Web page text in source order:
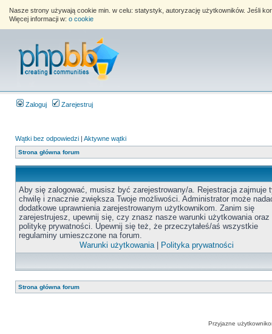
Nasze strony używają cookie min. w celu: statystyk, autoryzację użytkowników. Jeśli
Więcej informacji w: o cookie
Zaloguj Zarejestruj
Wątki bez odpowiedzi | Aktywne wątki
Strona główna forum
Aby się zalogować, musisz być zarejestrowany/a. Rejestracja zajmuje
chwilę i znacznie zwiększa Twoje możliwości. Administrator może
dodatkowe uprawnienia zarejestrowanym użytkownikom. Zanim się
zarejestrujesz, upewnij się, czy znasz nasze warunki użytkowania oraz
politykę prywatności. Upewnij się też, że przeczytałeś/aś wszystkie
regulaminy umieszczone na forum.
Warunki użytkowania| Polityka prywatności
Strona główna forum
Przyjazne